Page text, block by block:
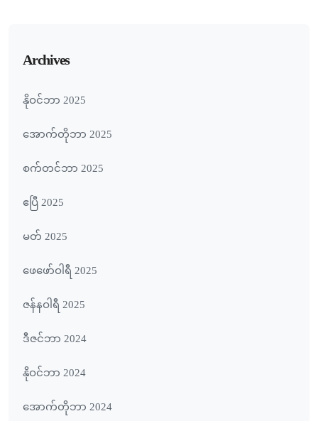
Archives
နိုဝင်ဘာ 2025
အောက်တိုဘာ 2025
စက်တင်ဘာ 2025
ဧပြီ 2025
မတ် 2025
ဖေ‌ဖော်ဝါရီ 2025
ဇန်နဝါရီ 2025
ဒီဇင်ဘာ 2024
နိုဝင်ဘာ 2024
အောက်တိုဘာ 2024